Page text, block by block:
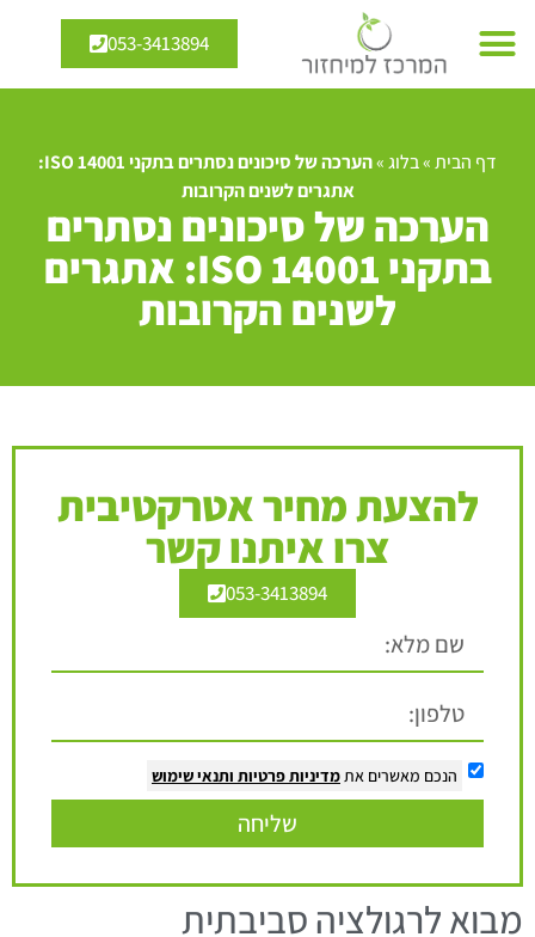
053-3413894
דף הבית»בלוג»
הערכה של סיכונים נסתרים בתקני ISO 14001:
אתגרים לשנים הקרובות
הערכה של סיכונים נסתרים
בתקני ISO 14001: אתגרים
לשנים הקרובות
להצעת מחיר אטרקטיבית
צרו איתנו קשר
053-3413894
הנכם מאשרים את מדיניות פרטיות ותנאי שימוש
שליחה
מבוא לרגולציה סביבתית